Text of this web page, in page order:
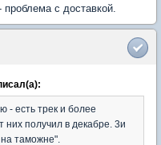
с доставкой.
- есть трек и более
получил в декабре. 3и
таможне".